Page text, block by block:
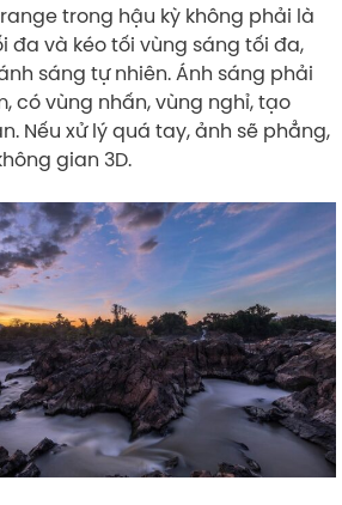
trong hậu kỳ không phải là
đa và kéo tối vùng sáng tối đa,
sáng tự nhiên. Ánh sáng phải
có vùng nhấn, vùng nghỉ, tạo
Nếu xử lý quá tay, ảnh sẽ phẳng,
gian 3D.